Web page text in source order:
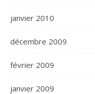
janvier 2010
décembre 2009
février 2009
janvier 2009